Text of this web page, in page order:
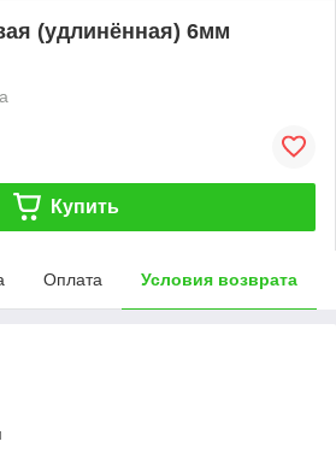
(удлинённая) 6мм
Купить
Оплата Условия возврата